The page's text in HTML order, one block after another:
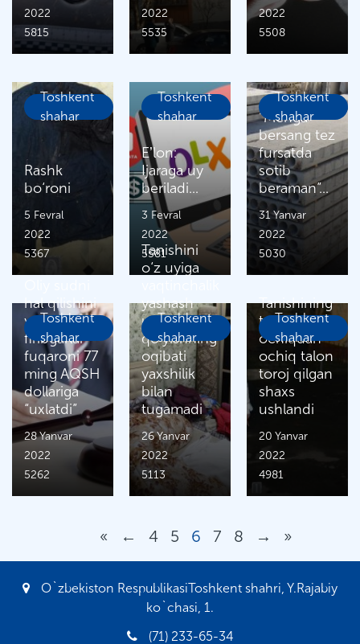
2022
5815
2022
5535
2022
5508
Toshkent
shahar
Rashk
bo‘roni
5 Fevral
2022
5367
Toshkent
shahar
Eʼlon:
Ijaraga uy
beriladi...
3 Fevral
2022
5581
Toshkent
shahar
“Menga
bersang tez
fursatda
sotib
beraman”...
31 Yanvar
2022
5030
Toshkent
shahar
hal qilishini
vaʼda qilgan
firibgarlar
fuqaroni 77
ming AQSH
dollariga
“uxlatdi”
28 Yanvar
2022
5262
Toshkent
shahar
Tanishini
o‘z uyiga
yashash
uchun
qo‘yishning
oqibati
yaxshilik
bilan
tugamadi
26 Yanvar
2022
5113
Toshkent
shahar
Tanishining
telefonini
ochiqdan
ochiq talon
toroj qilgan
shaxs
ushlandi
20 Yanvar
2022
4981
« ← 4 5 6 7 8 → »
O`zbekiston RespublikasiToshkent shahri, Y.Rajabiy
ko`chasi, 1.
(71) 233-65-34